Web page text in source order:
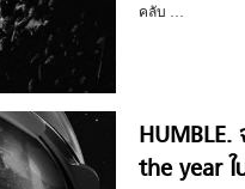
คลับ …
the year